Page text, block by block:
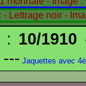
: 10/1910
--- Jaquettes avec